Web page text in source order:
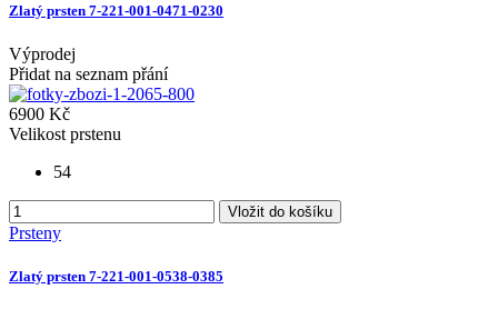
Zlatý prsten 7-221-001-0471-0230
Výprodej
Přidat na seznam přání
6900 Kč
Velikost prstenu
54
Vložit do košíku
Prsteny
Zlatý prsten 7-221-001-0538-0385